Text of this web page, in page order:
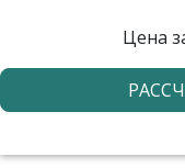
Цена